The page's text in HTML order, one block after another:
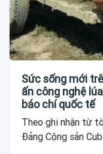
Sức sống mới
ấn công nghệ
báo chí quốc tế
Theo ghi nhận từ
Đảng Cộng sản